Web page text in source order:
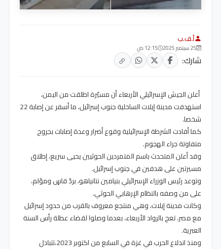
أ.ف.ب
25 سبتمبر 2025 12:15 ص
شارك:
أعلن الجيش الإسرائيلي الأربعاء أن مسيّرة اطلقت من اليمن،
استهدفت مدينة إيلات الساحلية جنوب إسرائيل، ما أسفر عن إصابة 22
شخصا.
كما أفادت الشرطة الإسرائيلية وقوع أضرار وعدة إصابات بجروح
متفاوتة جراء الهجوم.
وقد أعلن المتحدث باسم المتمردين الحوثيين يحيى سريع، إطلاق
مسيرتين على هدفين في جنوب إسرائيل.
وتوعد رئيس الوزراء الإسرائيلي بنيامين نتانياهو، بردّ قاسٍ ومؤلم،
على من وصفه بالنظام الإرهابي الحوثي.
وكانت مدينة إيلات، وهي منتجع معروف بالقرب من حدود إسرائيل
مع مصر، تعج بالرواد الأربعاء، بعدما وصلوا لقضاء عطلة رأس السنة
العبرية.
ومنذ اندلاع الحرب في غزة في السابع من اكتوبر 2023،تتبادل